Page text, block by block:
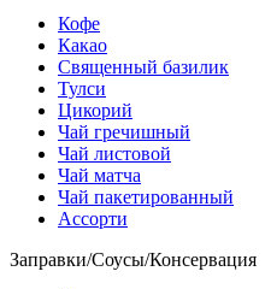
Кофе
Какао
Священный базилик
Тулси
Цикорий
Чай гречишный
Чай листовой
Чай матча
Чай пакетированный
Ассорти
Заправки/Соусы/Консервация